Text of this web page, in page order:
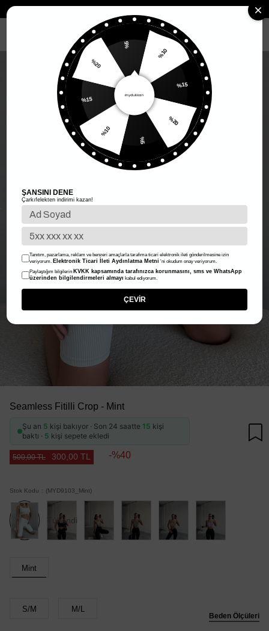
Kadın Üst Giyim Seamless Fitilli
Seamless Fitilli Crop - Mint
Şu an 5 kişi bakıyor · Son 24 saatte 15 kişi
baktı · 5 kişi sepete ekledi
500,00 TL 300,00 TL 40
Stok Kodu (MYD9103_Mint)
Tükendi
Beden Ölçüleri
Mint
S/M M/L
%10
%20
%10
%20
ŞANSINI DENE
Çarkıfelekten indirimi kazan!
Tanıtım, pazarlama, reklam ve benzeri amaçlarla tarafıma ticari elektronik ileti gönderilmesine izin
veriyorum. Elektronik Ticari İleti Aydınlatma Metni 'ni okudum onay veriyorum.
Paylaştığım bilgilerin KVKK kapsamında tarafınızca korunmasını, sms ve WhatsApp
üzerinden bilgilendirmeleri almayı kabul ediyorum.
ÇEVİR